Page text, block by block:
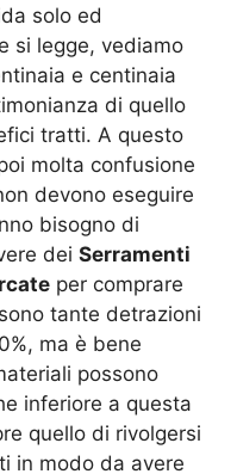
solo ed
si legge, vediamo
e centinaia
di quello
tratti. A questo
molta confusione
devono eseguire
bisogno di
dei Serramenti
per comprare
tante detrazioni
ma è bene
possono
inferiore a questa
quello di rivolgersi
in modo da avere